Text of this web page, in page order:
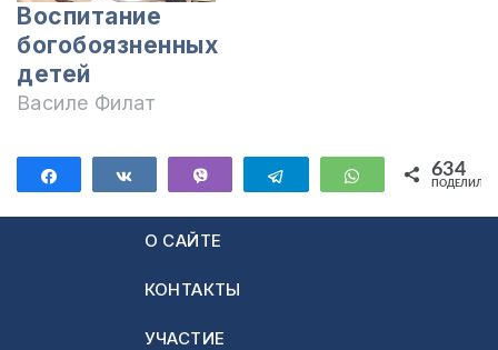
Воспитание
богобоязненных
детей
Василе Филат
ПоделитьсяПоделиться Telegram WhatsApp
634
О САЙТЕ
КОНТАКТЫ
УЧАСТИЕ